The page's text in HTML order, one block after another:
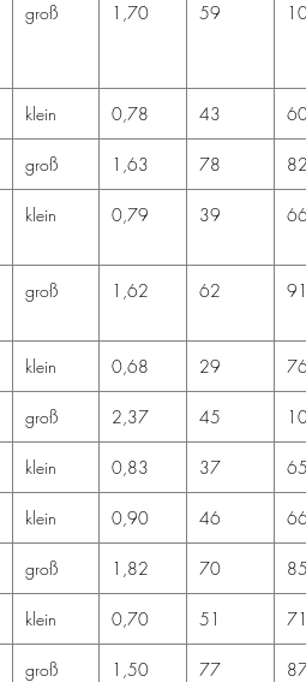
groß 1,70 59
klein 0,78 43
groß 1,63 78 82
klein 0,79 39 66
groß 1,62 62 91
klein 0,68 29 76
groß 2,37 45
klein 0,83 37 65
klein 0,90 46 66
groß 1,82 70 85
klein 0,70 51 71
groß 1,50 77